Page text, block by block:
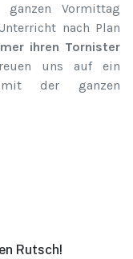
Vormittag
nach Plan
ihren Tornister
uns auf ein
mit der ganzen
Rutsch!